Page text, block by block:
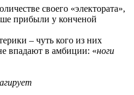
своего «электората»,
прибыли у конченой
– чуть кого из них
впадают в амбиции: «ноги